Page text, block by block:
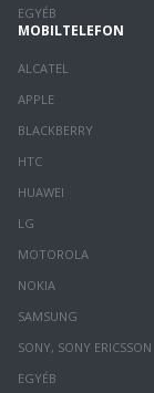
EGYÉB
MOBILTELEFON
ALCATEL
APPLE
BLACKBERRY
HTC
HUAWEI
LG
MOTOROLA
NOKIA
SAMSUNG
SONY, SONY ERICSSON
EGYÉB